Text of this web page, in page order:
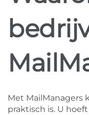
Met MailManagers
praktisch is. U